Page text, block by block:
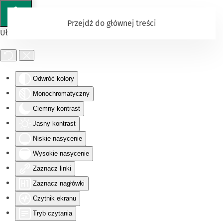
Ułatwienia dostępu
Odwróć kolory
Monochromatyczny
Ciemny kontrast
Jasny kontrast
Niskie nasycenie
Wysokie nasycenie
Zaznacz linki
Zaznacz nagłówki
Czytnik ekranu
Tryb czytania
Przejdź do głównej treści